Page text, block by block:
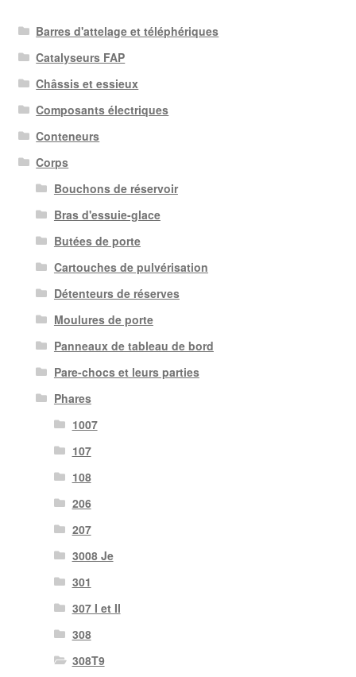
Barres d'attelage et téléphériques
Catalyseurs FAP
Châssis et essieux
Composants électriques
Conteneurs
Corps
Bouchons de réservoir
Bras d'essuie-glace
Butées de porte
Cartouches de pulvérisation
Détenteurs de réserves
Moulures de porte
Panneaux de tableau de bord
Pare-chocs et leurs parties
Phares
1007
107
108
206
207
3008 Je
301
307 I et II
308
308T9